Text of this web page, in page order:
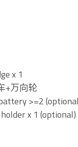
x 1
+万向轮
>=2
x 1 (optional)